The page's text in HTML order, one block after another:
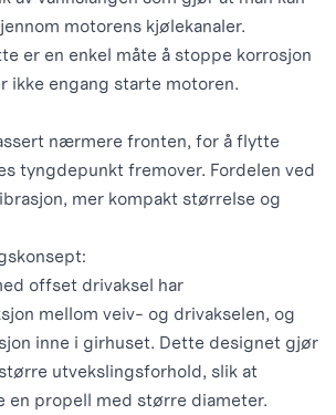
motorens kjølekanaler.
er en enkel måte å stoppe korrosjon
ikke engang starte motoren.
nærmere fronten, for å flytte
tyngdepunkt fremover. Fordelen ved
mer kompakt størrelse og
offset drivaksel har
mellom veiv- og drivakselen, og
inne i girhuset. Dette designet gjør
utvekslingsforhold, slik at
en propell med større diameter.